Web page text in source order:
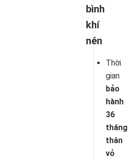
bình
khí
nén
Thời
gian
bảo
hành
36
tháng
thân
vỏ